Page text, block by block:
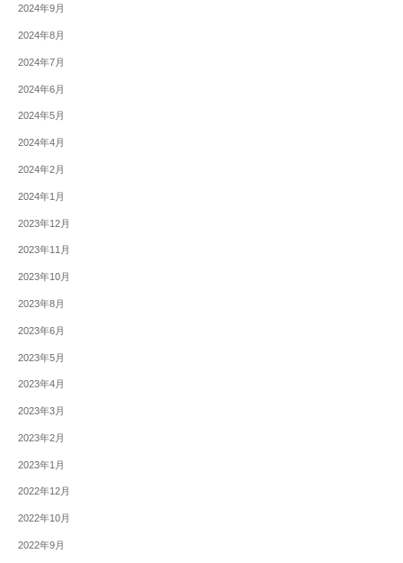
2024年9月
2024年8月
2024年7月
2024年6月
2024年5月
2024年4月
2024年2月
2024年1月
2023年12月
2023年11月
2023年10月
2023年8月
2023年6月
2023年5月
2023年4月
2023年3月
2023年2月
2023年1月
2022年12月
2022年10月
2022年9月